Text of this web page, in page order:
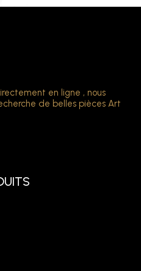
en ligne , nous
de belles pièces Art